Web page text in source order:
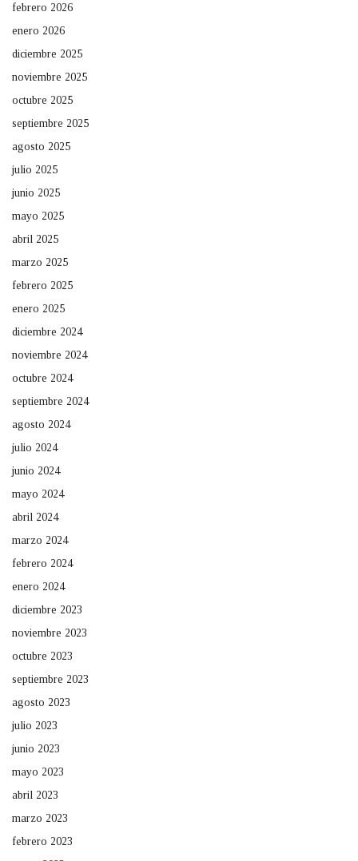
febrero 2026
enero 2026
diciembre 2025
noviembre 2025
octubre 2025
septiembre 2025
agosto 2025
julio 2025
junio 2025
mayo 2025
abril 2025
marzo 2025
febrero 2025
enero 2025
diciembre 2024
noviembre 2024
octubre 2024
septiembre 2024
agosto 2024
julio 2024
junio 2024
mayo 2024
abril 2024
marzo 2024
febrero 2024
enero 2024
diciembre 2023
noviembre 2023
octubre 2023
septiembre 2023
agosto 2023
julio 2023
junio 2023
mayo 2023
abril 2023
marzo 2023
febrero 2023